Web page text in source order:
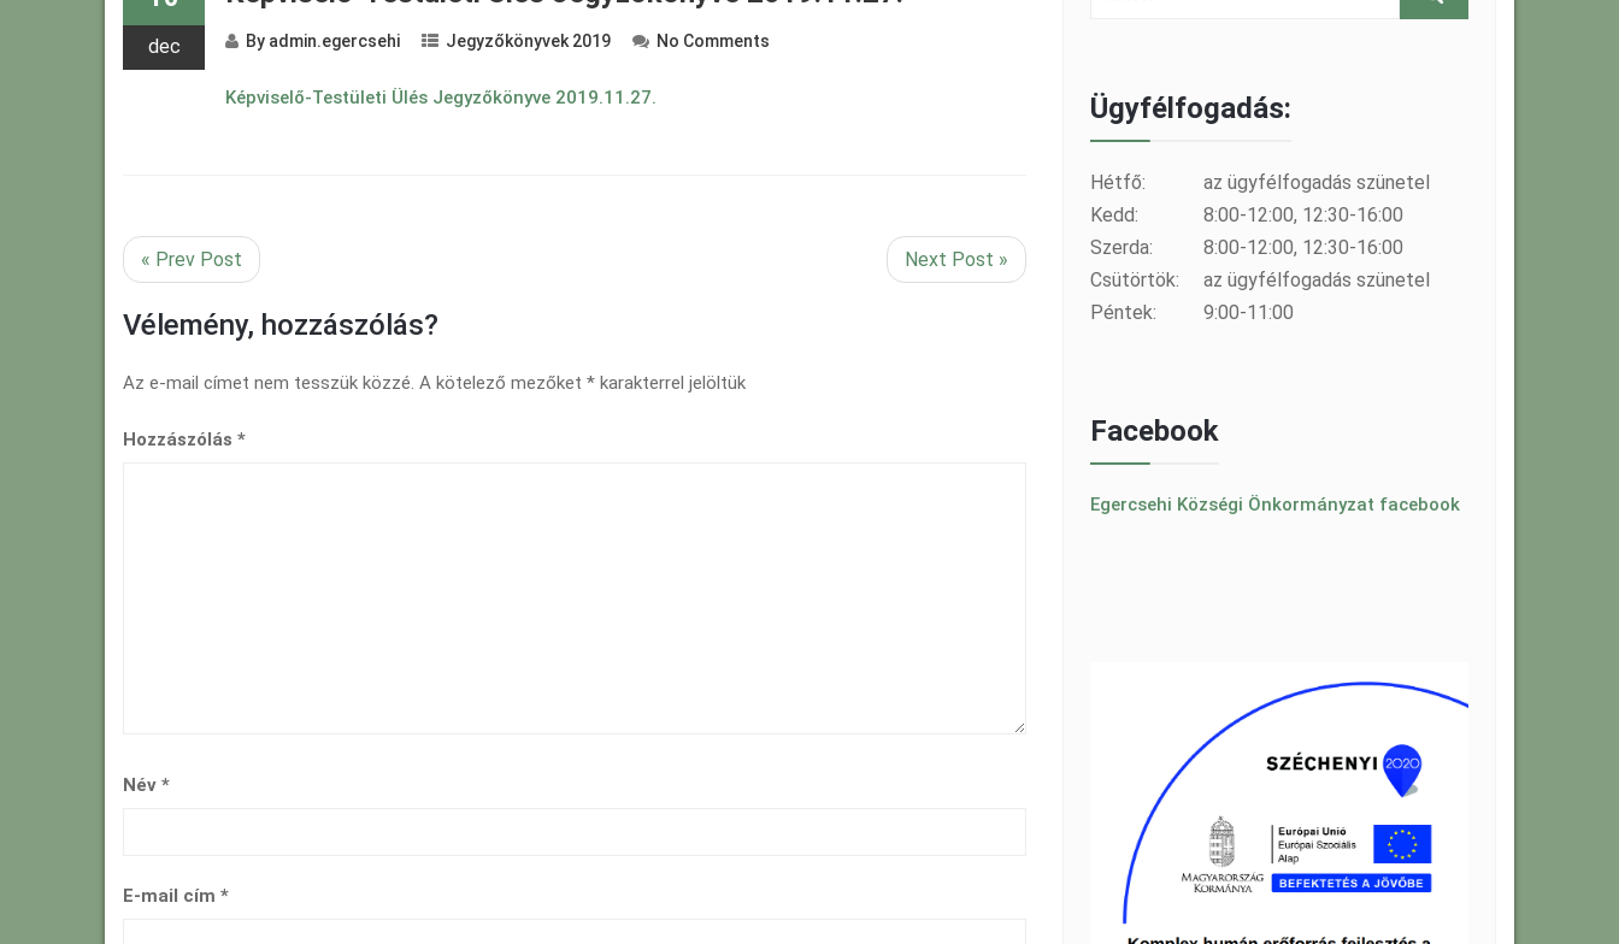
dec By admin.egercsehi Jegyzőkönyvek 2019 No Comments
Képviselő-Testületi Ülés Jegyzőkönyve 2019.11.27.
« Prev Post Next Post »
Vélemény, hozzászólás?
Az e-mail címet nem tesszük közzé. A kötelező mezőket * karakterrel jelöltük
Hozzászólás *
Név *
E-mail cím *
Ügyfélfogadás:
Hétfő:
az ügyfélfogadás szünetel
Kedd:
8:00-12:00, 12:30-16:00
Szerda:
8:00-12:00, 12:30-16:00
Csütörtök:
az ügyfélfogadás szünetel
Péntek:
9:00-11:00
Facebook
Egercsehi Községi Önkormányzat facebook